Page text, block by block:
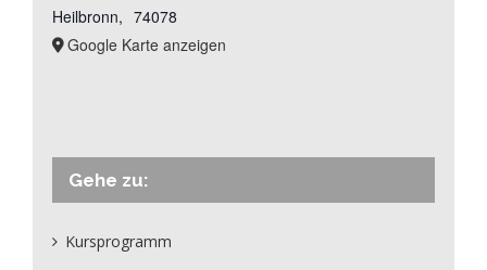
Heilbronn, 74078
Google Karte anzeigen
Gehe zu:
Kursprogramm